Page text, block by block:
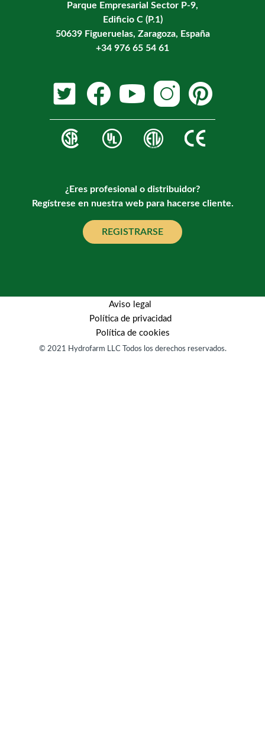
Parque Empresarial Sector P-9,
Edificio C (P.1)
50639 Figueruelas, Zaragoza, España
+34 976 65 54 61
¿Eres profesional o distribuidor?
Regístrese en nuestra web para hacerse cliente.
REGISTRARSE
Aviso legal
Política de privacidad
Política de cookies
© 2021 Hydrofarm LLC Todos los derechos reservados.